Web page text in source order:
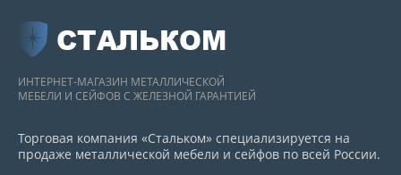
СТАЛЬКОМ
ИНТЕРНЕТ-МАГАЗИН МЕТАЛЛИЧЕСКОЙ
МЕБЕЛИ И СЕЙФОВ С ЖЕЛЕЗНОЙ ГАРАНТИЕЙ
Торговая компания «Стальком» специализируется на
продаже металлической мебели и сейфов по всей России.